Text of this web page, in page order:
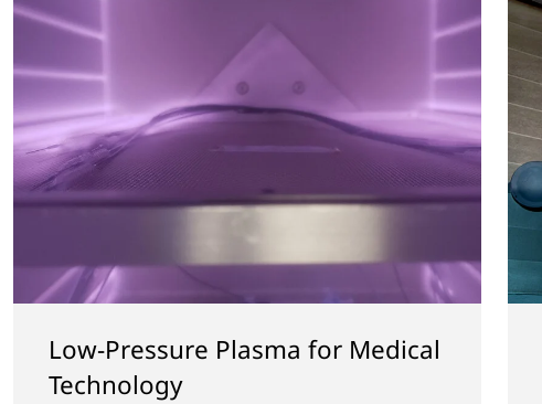
Low-Pressure Plasma for Medical
Technology